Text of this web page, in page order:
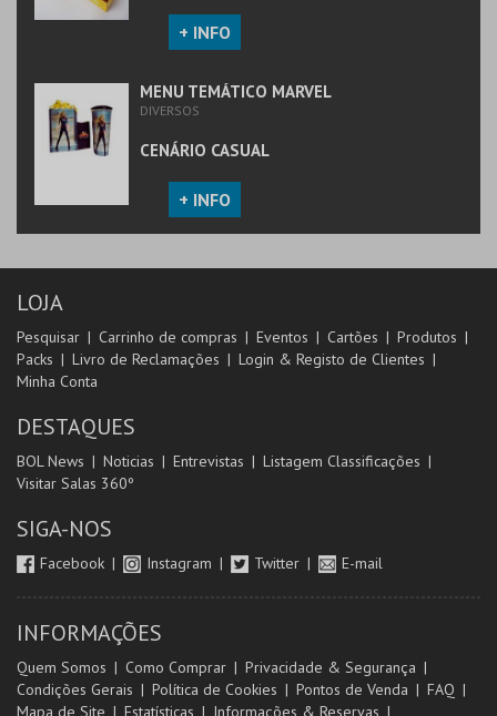
+ INFO
MENU TEMÁTICO MARVEL
DIVERSOS
CENÁRIO CASUAL
+ INFO
LOJA
Pesquisar Carrinho de compras Eventos Cartões
Produtos
Packs
Livro de Reclamações
Login & Registo de Clientes
Minha Conta
DESTAQUES
BOL News Noticias Entrevistas
Listagem Classificações
Visitar Salas 360º
SIGA-NOS
Facebook Instagram Twitter E-mail
INFORMAÇÕES
Quem Somos Como Comprar
Privacidade & Segurança
Condições Gerais
Política de Cookies Pontos de Venda
FAQ
Mapa de Site
Estatísticas Informações & Reservas